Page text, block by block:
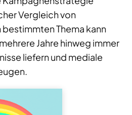
Vergleich von
Thema kann
Jahre hinweg immer
liefern und mediale